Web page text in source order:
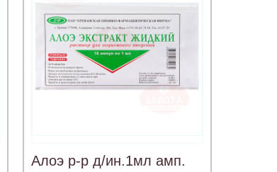
Алоэ р-р д/ин.1мл амп.